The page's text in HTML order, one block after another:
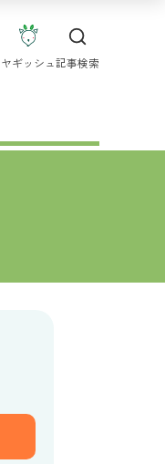
ヤギッシュ記事検索